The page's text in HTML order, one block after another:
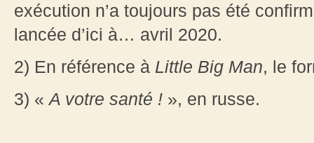
exécution n’a toujours pas été
lancée d’ici à… avril 2020.
2) En référence à Little Big Man, le
3) «A votre santé ! », en russe.